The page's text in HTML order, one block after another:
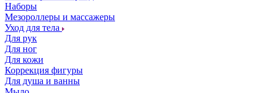
Наборы
Мезороллеры и массажеры
Уход для тела
Для рук
Для ног
Для кожи
Коррекция фигуры
Для душа и ванны